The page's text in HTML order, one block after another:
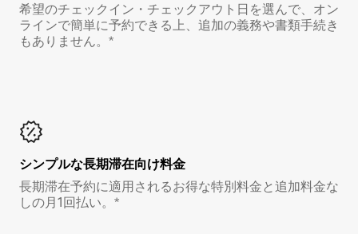
希望のチェックイン・チェックアウト日を選んで、オン
ラインで簡単に予約できる上、追加の義務や書類手続き
もありません。*
シンプルな長期滞在向け料金
長期滞在予約に適用されるお得な特別料金と追加料金な
しの月1回払い。*